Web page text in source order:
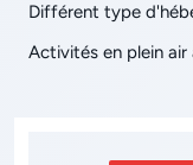
Différent type
Activités en plein air